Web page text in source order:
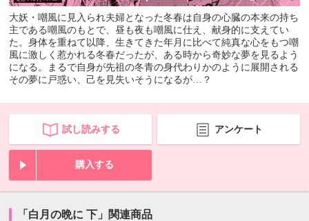
大妖・嘲風に見入られ夫婦となった冬春は自身の心臓の本来の持ち
主である嘲風のもとで、昼も夜も嘲風に仕え、献身的に支えてい
た。身体を重ねて以降、生きてきた年月に比べて純真な心をもつ嘲
風に激しく惹かれる冬春だったが、ある時から奇妙な夢を見るよう
になる。まるで自身が先祖の冬青の身代わりかのように展開される
その夢に戸惑い、己を見失いそうになるが…？
試し読みする アンケート
購入する
「白月の晩に 下」関連商品